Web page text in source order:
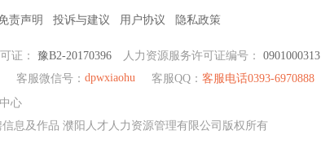
责声明 投诉与建议 用户协议 隐私政策
证： 豫B2-20170396 人力资源服务许可证编号： 0901000313
客服微信号： dpwxiaohu 客服QQ： 客服电话0393-6970888
心
息及作品 濮阳人才人力资源管理有限公司版权所有